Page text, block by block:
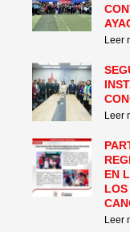
Leer
Leer
EN
LOS
Leer